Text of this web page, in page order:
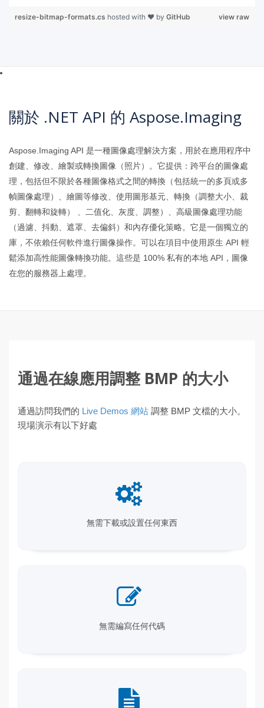
view raw
resize-bitmap-formats.cs hosted with ❤ by GitHub
關於 .NET API 的 Aspose.Imaging
Aspose.Imaging API 是一種圖像處理解決方案，用於在應用程序中
創建、修改、繪製或轉換圖像（照片）。它提供：跨平台的圖像處
理，包括但不限於各種圖像格式之間的轉換（包括統一的多頁或多
幀圖像處理）、繪圖等修改、使用圖形基元、轉換（調整大小、裁
剪、翻轉和旋轉） 、二值化、灰度、調整）、高級圖像處理功能
（過濾、抖動、遮罩、去偏斜）和內存優化策略。它是一個獨立的
庫，不依賴任何軟件進行圖像操作。可以在項目中使用原生 API 輕
鬆添加高性能圖像轉換功能。這些是 100% 私有的本地 API，圖像
在您的服務器上處理。
通過在線應用調整 BMP 的大小
通過訪問我們的 Live Demos 網站 調整 BMP 文檔的大小。
現場演示有以下好處
無需下載或設置任何東西
無需編寫任何代碼